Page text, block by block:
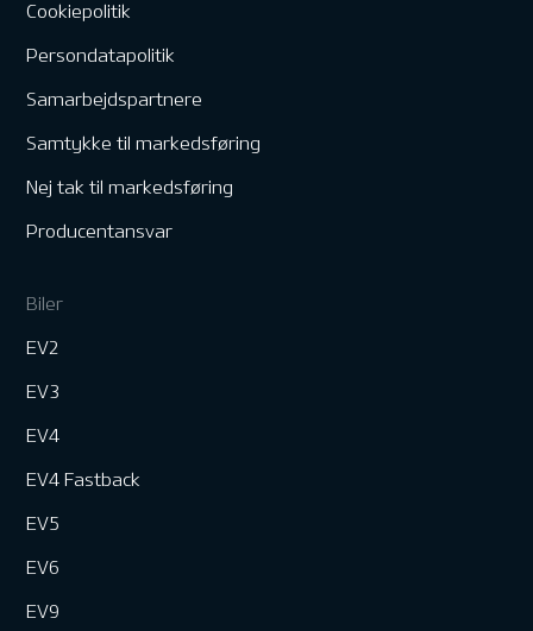
Cookiepolitik
Persondatapolitik
Samarbejdspartnere
Samtykke til markedsføring
Nej tak til markedsføring
Producentansvar
Biler
EV2
EV3
EV4
EV4 Fastback
EV5
EV6
EV9